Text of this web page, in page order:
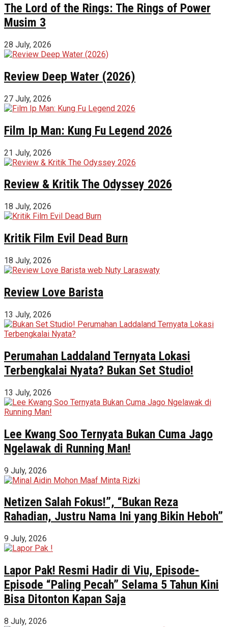
The Lord of the Rings: The Rings of Power
Musim 3
28 July, 2026
Review Deep Water (2026)
27 July, 2026
Film Ip Man: Kung Fu Legend 2026
21 July, 2026
Review & Kritik The Odyssey 2026
18 July, 2026
Kritik Film Evil Dead Burn
18 July, 2026
Review Love Barista
13 July, 2026
Perumahan Laddaland Ternyata Lokasi
Terbengkalai Nyata? Bukan Set Studio!
13 July, 2026
Lee Kwang Soo Ternyata Bukan Cuma Jago
Ngelawak di Running Man!
9 July, 2026
Netizen Salah Fokus!”, “Bukan Reza
Rahadian, Justru Nama Ini yang Bikin Heboh”
9 July, 2026
Lapor Pak! Resmi Hadir di Viu, Episode-
Episode “Paling Pecah” Selama 5 Tahun Kini
Bisa Ditonton Kapan Saja
8 July, 2026